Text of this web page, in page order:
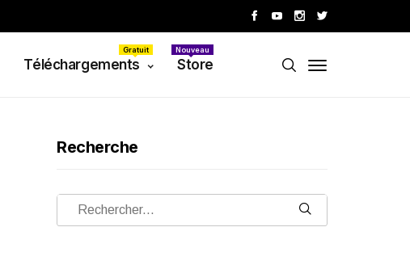
Téléchargements
Gratuit
Store
Nouveau
Recherche